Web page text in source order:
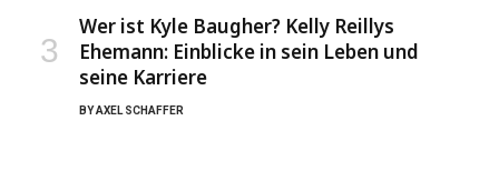
Wer ist Kyle Baugher? Kelly Reillys
Ehemann: Einblicke in sein Leben und
seine Karriere
BYAXEL SCHAFFER